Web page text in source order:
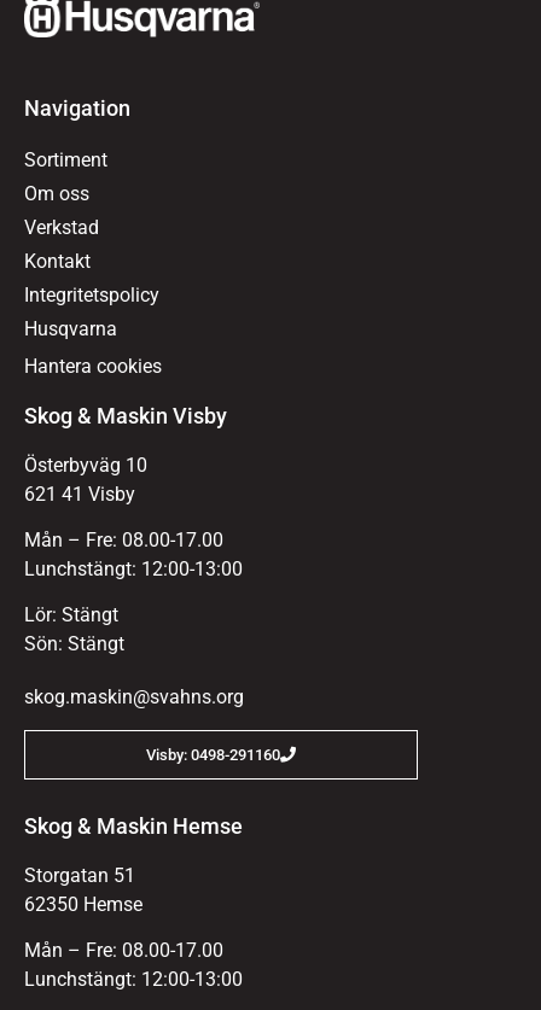
Navigation
Sortiment
Om oss
Verkstad
Kontakt
Integritetspolicy
Husqvarna
Hantera cookies
Skog & Maskin Visby
Österbyväg 10
621 41 Visby
Mån – Fre: 08.00-17.00
Lunchstängt: 12:00-13:00
Lör: Stängt
Sön: Stängt
skog.maskin@svahns.org
Visby: 0498-291160
Skog & Maskin Hemse
Storgatan 51
62350 Hemse
Mån – Fre: 08.00-17.00
Lunchstängt: 12:00-13:00